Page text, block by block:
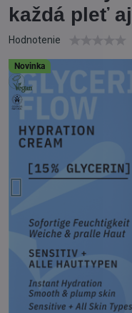
Novinka
každá pleť
Hodnotenie